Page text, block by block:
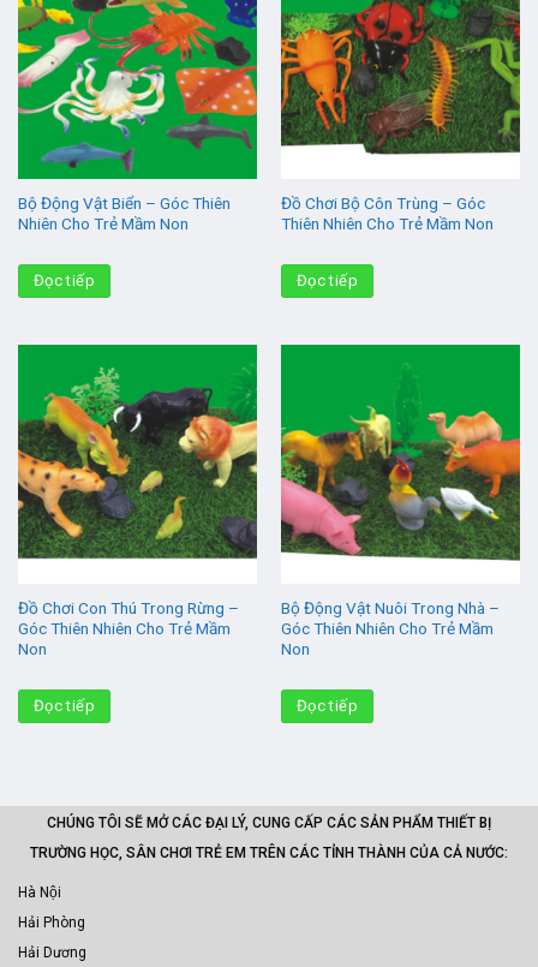
Bộ Động Vật Biển – Góc Thiên
Nhiên Cho Trẻ Mầm Non
Đọc tiếp
Đồ Chơi Bộ Côn Trùng – Góc
Thiên Nhiên Cho Trẻ Mầm Non
Đọc tiếp
Đồ Chơi Con Thú Trong Rừng –
Góc Thiên Nhiên Cho Trẻ Mầm
Non
Đọc tiếp
Bộ Động Vật Nuôi Trong Nhà –
Góc Thiên Nhiên Cho Trẻ Mầm
Non
Đọc tiếp
CHÚNG TÔI SẼ MỞ CÁC ĐẠI LÝ, CUNG CẤP CÁC SẢN PHẨM THIẾT BỊ
TRƯỜNG HỌC, SÂN CHƠI TRẺ EM TRÊN CÁC TỈNH THÀNH CỦA CẢ NƯỚC:
Hà Nội
Hải Phòng
Hải Dương